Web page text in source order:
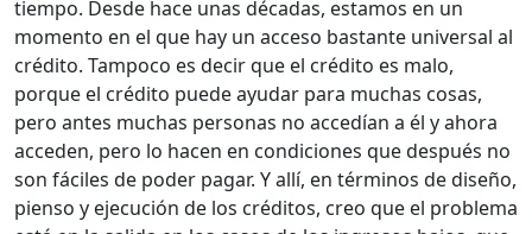
tiempo. Desde hace unas décadas, estamos en un
momento en el que hay un acceso bastante universal al
crédito. Tampoco es decir que el crédito es malo,
porque el crédito puede ayudar para muchas cosas,
pero antes muchas personas no accedían a él y ahora
acceden, pero lo hacen en condiciones que después no
son fáciles de poder pagar. Y allí, en términos de diseño,
pienso y ejecución de los créditos, creo que el problema